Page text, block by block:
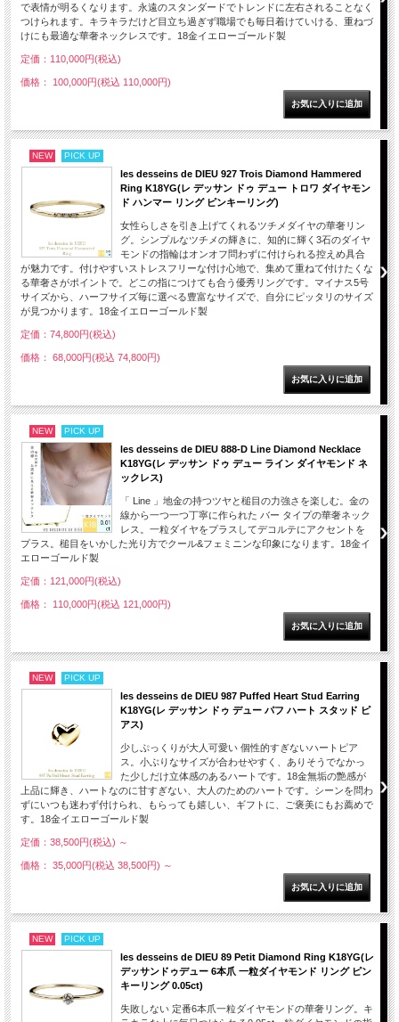
で表情が明るくなります。永遠のスタンダードでトレンドに左右されることなく
つけられます。キラキラだけど目立ち過ぎず職場でも毎日着けていける、重ねづ
けにも最適な華奢ネックレスです。18金イエローゴールド製
定価：110,000円(税込)
価格： 100,000円(税込 110,000円)
NEW PICK UP
les desseins de DIEU 927 Trois Diamond Hammered
Ring K18YG(レ デッサン ドゥ デュー トロワ ダイヤモン
ド ハンマー リング ピンキーリング)
女性らしさを引き上げてくれるツチメダイヤの華奢リン
グ。シンプルなツチメの輝きに、知的に輝く3石のダイヤ
モンドの指輪はオンオフ問わずに付けられる控えめ具合
が魅力です。付けやすいストレスフリーな付け心地で、集めて重ねて付けたくな
る華奢さがポイントで。どこの指につけても合う優秀リングです。マイナス5号
サイズから、ハーフサイズ毎に選べる豊富なサイズで、自分にピッタリのサイズ
が見つかります。18金イエローゴールド製
定価：74,800円(税込)
価格： 68,000円(税込 74,800円)
NEW PICK UP
les desseins de DIEU 888-D Line Diamond Necklace
K18YG(レ デッサン ドゥ デュー ライン ダイヤモンド ネ
ックレス)
「 Line 」地金の持つツヤと槌目の力強さを楽しむ。金の
線から一つ一つ丁寧に作られた バー タイプの華奢ネック
レス。一粒ダイヤをプラスしてデコルテにアクセントを
プラス。槌目をいかした光り方でクール&フェミニンな印象になります。18金イ
エローゴールド製
定価：121,000円(税込)
価格： 110,000円(税込 121,000円)
NEW PICK UP
les desseins de DIEU 987 Puffed Heart Stud Earring
K18YG(レ デッサン ドゥ デュー パフ ハート スタッド ピ
アス)
少しぷっくりが大人可愛い 個性的すぎないハートピア
ス。小ぶりなサイズが合わせやすく、ありそうでなかっ
た少しだけ立体感のあるハートです。18金無垢の艶感が
上品に輝き、ハートなのに甘すぎない、大人のためのハートです。シーンを問わ
ずにいつも迷わず付けられ、もらっても嬉しい、ギフトに、ご褒美にもお薦めで
す。18金イエローゴールド製
定価：38,500円(税込) ～
価格： 35,000円(税込 38,500円) ～
NEW PICK UP
les desseins de DIEU 89 Petit Diamond Ring K18YG(レ
デッサンドゥデュー 6本爪 一粒ダイヤモンド リング ピン
キーリング 0.05ct)
失敗しない 定番6本爪一粒ダイヤモンドの華奢リング。キ